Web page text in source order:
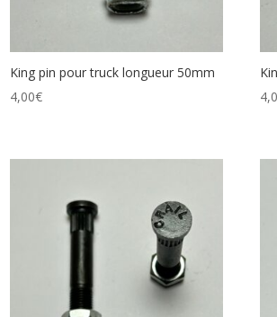
King pin pour truck longueur 50mm
4,00€